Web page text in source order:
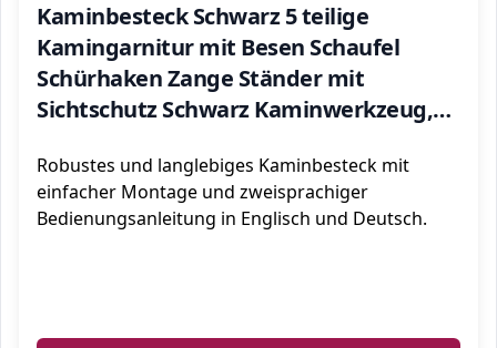
Kaminbesteck Schwarz 5 teilige
Kamingarnitur mit Besen Schaufel
Schürhaken Zange Ständer mit
Sichtschutz Schwarz Kaminwerkzeug,
Robustes und langlebiges Kaminbesteck mit
einfacher Montage und zweisprachiger
Bedienungsanleitung in Englisch und Deutsch.